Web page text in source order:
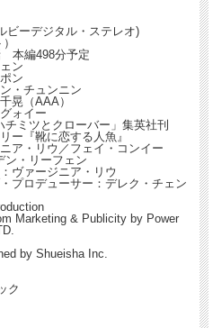
ーデジタル・ステレオ)
）
本編498分予定
ン
ン
ュンニン
AAA）
イー
ミツとクローバー」集英社刊
に恋する人魚』
ウ／フェイ・コンイー
リーフェン
ジニア・リウ
ーサー：デレク・チェン
Marketing & Publicity by Power
by Shueisha Inc.
ク